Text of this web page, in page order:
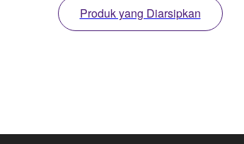
Produk yang Diarsipkan